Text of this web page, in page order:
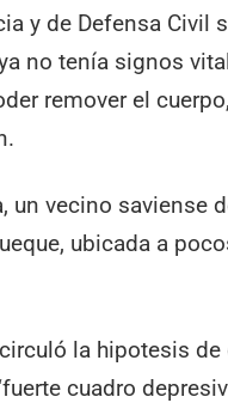
y de Defensa Civil
no tenía signos
remover el
vecino saviense
ubicada a
la hipotesis de
cuadro